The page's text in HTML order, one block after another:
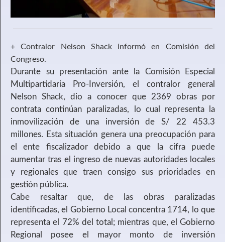
+ Contralor Nelson Shack informó en Comisión del
Congreso.
Durante su presentación ante la Comisión Especial
Multipartidaria Pro-Inversión, el contralor general
Nelson Shack, dio a conocer que 2369 obras por
contrata continúan paralizadas, lo cual representa la
inmovilización de una inversión de S/ 22 453.3
millones. Esta situación genera una preocupación para
el ente fiscalizador debido a que la cifra puede
aumentar tras el ingreso de nuevas autoridades locales
y regionales que traen consigo sus prioridades en
gestión pública.
Cabe resaltar que, de las obras paralizadas
identificadas, el Gobierno Local concentra 1714, lo que
representa el 72% del total; mientras que, el Gobierno
Regional posee el mayor monto de inversión